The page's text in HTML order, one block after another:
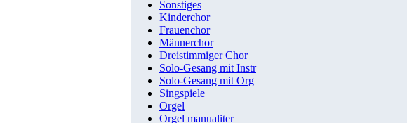
Sonstiges
Kinderchor
Frauenchor
Männerchor
Dreistimmiger Chor
Solo-Gesang mit Instr
Solo-Gesang mit Org
Singspiele
Orgel
Orgel manualiter